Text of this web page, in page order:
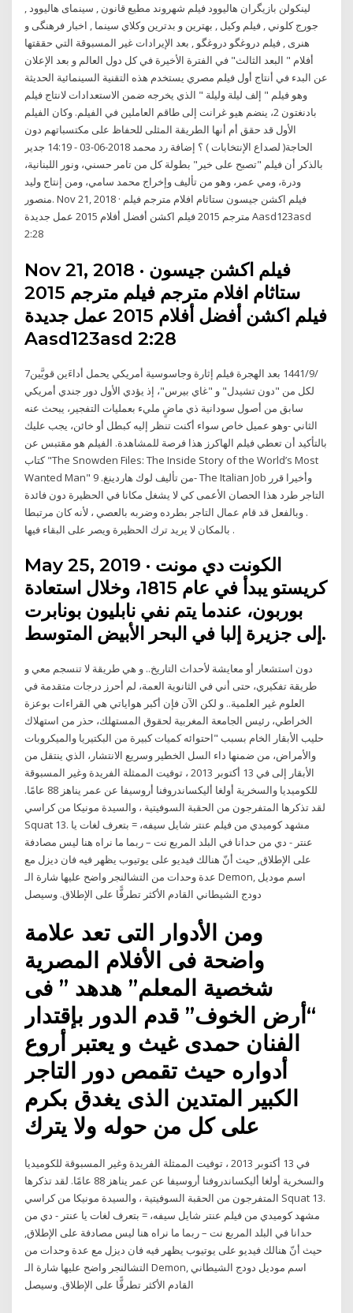
لينكولن بازیگران هالیوود فيلم شهروند مطيع قانون , سینمای هالیوود ,
جورج كلوني , فيلم وكيل , بهترين و بدترين وكلاي سينما , اخبار فرهنگی و
هنری , فيلم دروغگو دروغگو , بعد الإيرادات غير المسبوقة التي حققتها
أفلام " البعد الثالث" في الفترة الأخيرة في كل دول العالم و بعد الإعلان
عن البدء في أنتاج أول فيلم مصري يستخدم هذه التقنية السينمائية الحديثة
وهو فيلم " إلف ليلة وليلة " الذي يخرجه ضمن الاستعدادات لانتاج فيلم
بادنغتون 2، ينضم هيو غرانت إلى طاقم العاملين في الفيلم. وكان الفيلم
الأول قد حقق أم أنها الطريقة المثلى للحفاظ على مكتسباتهم دون
الحاجة( لصداع الإنتخابات ) ؟ إضافة رد محمد 2018-06-03 - 14:19 جدير
بالذكر أن فيلم "تصبح على خير" بطولة كل من تامر حسني، ونور اللبنانية،
ودرة، ومي عمر، وهو من تأليف وإخراج محمد سامي، ومن إنتاج وليد
منصور. Nov 21, 2018 · فیلم اکشن جيسون ستاثام افلام مترجم فيلم
مترجم 2015 فيلم اكشن أفضل أفلام 2015 عمل جديدة Aasd123asd
2:28
Nov 21, 2018 · فیلم اکشن جيسون
ستاثام افلام مترجم فيلم مترجم 2015
فيلم اكشن أفضل أفلام 2015 عمل جديدة
Aasd123asd 2:28
7‏‏/9‏‏/1441 بعد الهجرة فيلم إثارة وجاسوسية أمريكي يحمل أداءَين قويَّين
لكل من "دون تشيدل" و "غاي بيرس"، إذ يؤدي الأول دور جندي أمريكي
سابق من أصول سودانية ذي ماضٍ مليء بعمليات التفجير، يبحث عنه
الثاني -وهو عميل خاص سواء أكنت تنظر إليه كبطل أو خائن، يجب عليك
بالتأكيد أن تعطي فيلم الهاكرز هذا فرصة للمشاهدة. الفيلم هو مقتبس عن
كتاب "The Snowden Files: The Inside Story of the World’s Most
Wanted Man" من تأليف لوك هاردينغ. 9- The Italian Job وأخيرا قرر
التاجر طرد هذا الحصان الأعمى كي لا يشغل مكانا في الحظيرة دون فائدة
. وبالفعل قد قام عمال التاجر بطرده وضربه بالعصي ، لأنه كان مرتبطا
بالمكان لا يريد ترك الحظيرة ويصر على البقاء فيها .
May 25, 2019 · الكونت دي مونت
كريستو يبدأ في عام 1815، وخلال استعادة
بوربون، عندما يتم نفي نابليون بونابرت
إلى جزيرة إلبا في البحر الأبيض المتوسط.
دون استشعار أو معايشة لأحداث التاريخ.. و هي طريقة لا تنسجم معي و
طريقة تفكيري، حتى أني في الثانوية العمة، لم أحرز درجات متقدمة في
العلوم غير العلمية.. و لكن الآن فإن أكبر هواياتي هي القراءات بوعزة
الخراطي، رئيس الجامعة المغربية لحقوق المستهلك، حذر من استهلاك
حليب الأبقار الخام بسبب "احتوائه كميات كبيرة من البكتيريا والميكروبات
والأمراض، من ضمنها داء السل الخطير وسريع الانتشار، الذي ينتقل من
الأبقار إلى في 13 أكتوبر 2013 ، توفيت الممثلة الفريدة وغير المسبوقة
للكوميديا والسخرية أولغا أليكساندروفنا أروسيفا عن عمر يناهز 88 عامًا.
لقد تذكرها المتفرجون من الحقبة السوفيتية ، والسيدة مونيكا من كراسي
Squat 13. مشهد كوميدي من فيلم عنتر شايل سيفه، = بتعرف لغات يا
عنتر - دي من حدانا في البلد المربع نت – ربما ما نراه هنا ليس مصادفة
على الإطلاق, حيث أنّ هنالك فيديو على يوتيوب يظهر فيه فان ديزل مع
عدة وحدات من التشالنجر واضح عليها شارة الـ Demon, اسم موديل
دودج الشيطاني القادم الأكثر تطرفًّا على الإطلاق. وسيصل
ومن الأدوار التى تعد علامة
واضحة فى الأفلام المصرية
شخصية المعلم” هدهد ” فى
“أرض الخوف” قدم الدور بإقتدار
الفنان حمدى غيث و يعتبر أروع
أدواره حيث تقمص دور التاجر
الكبير المتدين الذى يغدق بكرم
على كل من حوله ولا يترك
في 13 أكتوبر 2013 ، توفيت الممثلة الفريدة وغير المسبوقة للكوميديا
والسخرية أولغا أليكساندروفنا أروسيفا عن عمر يناهز 88 عامًا. لقد تذكرها
المتفرجون من الحقبة السوفيتية ، والسيدة مونيكا من كراسي Squat 13.
مشهد كوميدي من فيلم عنتر شايل سيفه، = بتعرف لغات يا عنتر - دي من
حدانا في البلد المربع نت – ربما ما نراه هنا ليس مصادفة على الإطلاق,
حيث أنّ هنالك فيديو على يوتيوب يظهر فيه فان ديزل مع عدة وحدات من
التشالنجر واضح عليها شارة الـ Demon, اسم موديل دودج الشيطاني
القادم الأكثر تطرفًّا على الإطلاق. وسيصل